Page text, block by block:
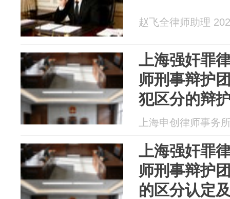
赵飞全律师助理
上海强奸罪
师刑事辩护
犯区分的辩
上海申创律师事务
上海强奸罪
师刑事辩护
的区分认定